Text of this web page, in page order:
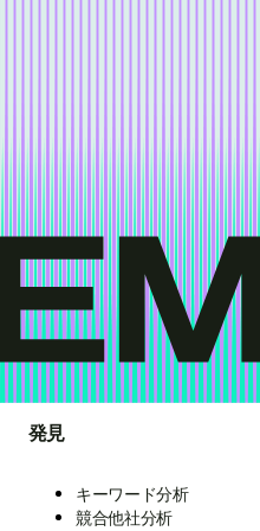
発見
キーワード分析
競合他社分析